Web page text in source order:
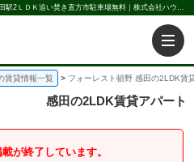
フォーレスト頓野 感田の2LDK賃貸アパート！感田駅2ＬＤＫ追い焚き直方市駐車場無料｜株式会社ハウス倶楽部
賃貸情報一覧 フォーレスト頓野 感田の2LDK賃
感田の2LDK賃貸アパート
が終了しています。